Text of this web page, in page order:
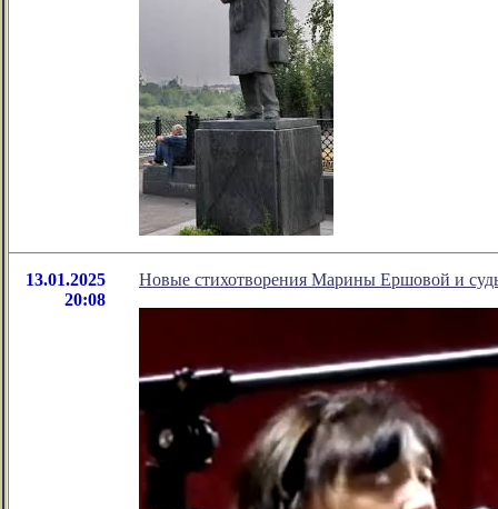
13.01.2025
20:08
Новые стихотворения Марины Ершовой и